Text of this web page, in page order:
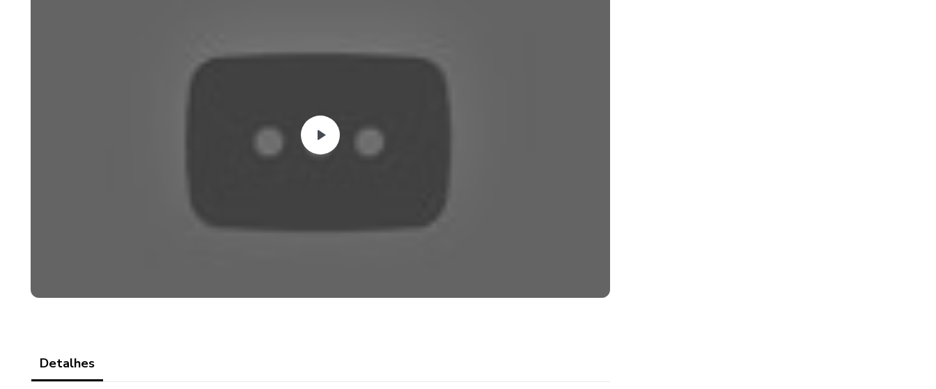
Detalhes